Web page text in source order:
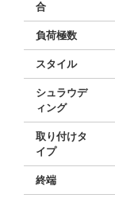
合
負荷極数
スタイル
シュラウデ
ィング
取り付けタ
イプ
終端